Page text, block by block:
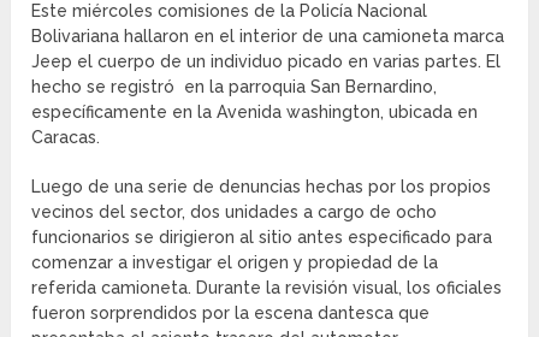
Este miércoles comisiones de la Policía Nacional
Bolivariana hallaron en el interior de una camioneta marca
Jeep el cuerpo de un individuo picado en varias partes. El
hecho se registró en la parroquia San Bernardino,
específicamente en la Avenida washington, ubicada en
Caracas.
Luego de una serie de denuncias hechas por los propios
vecinos del sector, dos unidades a cargo de ocho
funcionarios se dirigieron al sitio antes especificado para
comenzar a investigar el origen y propiedad de la
referida camioneta. Durante la revisión visual, los oficiales
fueron sorprendidos por la escena dantesca que